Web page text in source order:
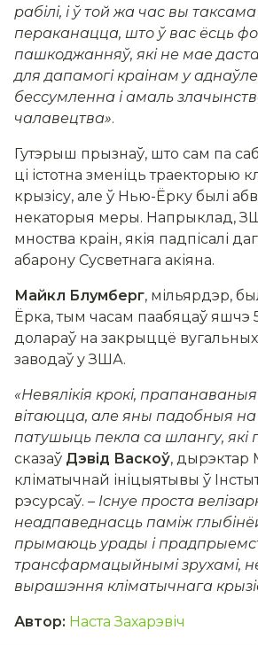
рабілі, і ў той жа час вы
пераканацца, што ў вас ёсць
пашкоджанняў, які не мае
для дапамогі краінам у
бессумленна і амаль
чалавецтва».
Гутэрыш прызнаў, што сам па
ці істотна зменіць траекторыю
крызісу, але ў Нью-Ёрку былі
некаторыя меры. Напрыклад,
мноства краін, якія падпісалі
абарону Сусветнага акіяна.
Майкл Блумберг, мільярдэр,
Ёрка, тым часам паабяцаў яшчэ
долараў на закрыццё вугальных
заводаў у ЗША.
«Невялікія крокі,
вітаюцца, але яны падобныя
патушыць пекла са шлангу, які
сказаў Дэвід Васкоў, дырэктар
кліматычнай ініцыятывы ў
рэсурсаў. – Існуе проста
неадпаведнасць паміж
прымаюць урады і
трансфармацыйнымі зрухамі,
вырашэння кліматычнага
Автор: Наста Захарэвіч